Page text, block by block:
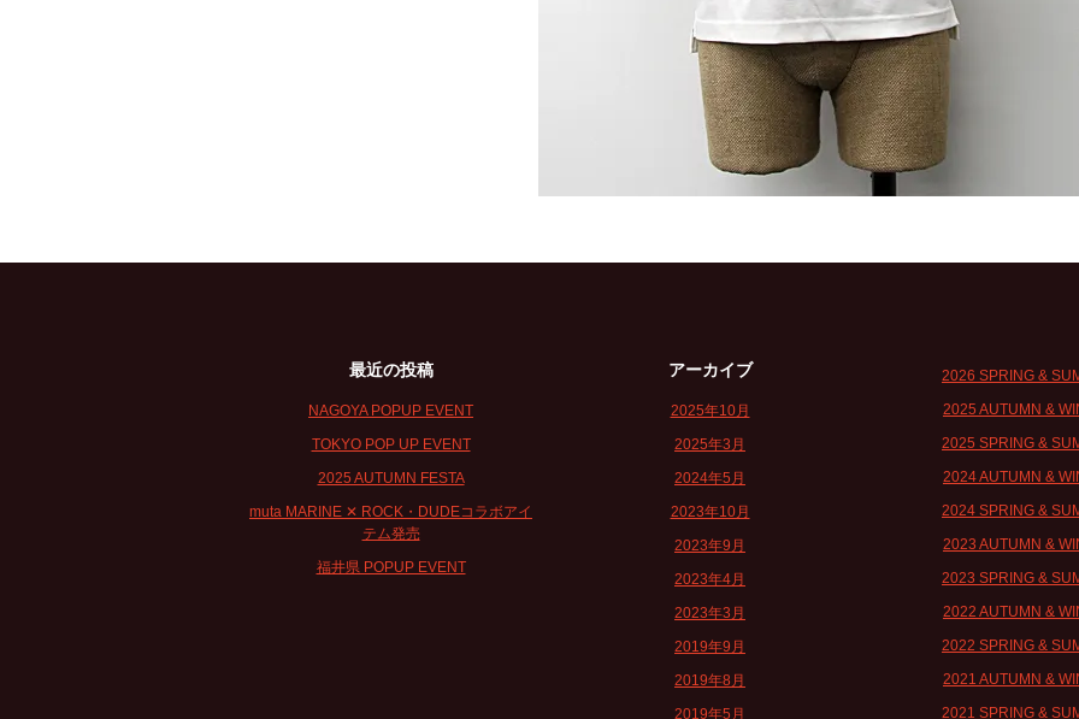
最近の投稿
NAGOYA POPUP EVENT
TOKYO POP UP EVENT
2025 AUTUMN FESTA
muta MARINE ✕ ROCK・DUDEコラボアイ
テム発売
福井県 POPUP EVENT
アーカイブ
2025年10月
2025年3月
2024年5月
2023年10月
2023年9月
2023年4月
2023年3月
2019年9月
2019年8月
2019年5月
2026 SPRING &
2025 AUTUMN &
2025 SPRING &
2024 AUTUMN &
2024 SPRING &
2023 AUTUMN &
2023 SPRING &
2022 AUTUMN &
2022 SPRING &
2021 AUTUMN &
2021 SPRING &